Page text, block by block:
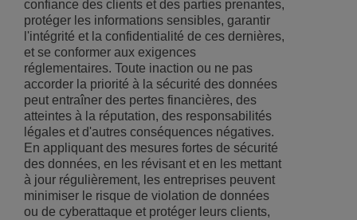
confiance des clients et des parties prenantes,
protéger les informations sensibles, garantir
l'intégrité et la confidentialité de ces dernières,
et se conformer aux exigences
réglementaires. Toute inaction ou ne pas
accorder la priorité à la sécurité des données
peut entraîner des pertes financières, des
atteintes à la réputation, des responsabilités
légales et d'autres conséquences négatives.
En appliquant des mesures fortes de sécurité
des données, en les révisant et en les mettant
à jour régulièrement, les entreprises peuvent
minimiser le risque de violation de données
ou de cyberattaque et protéger leurs clients,